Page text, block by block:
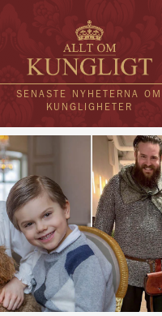
SENASTE NYHETERNA OM
KUNGLIGHETER
KUNGAFAMILJEN
UTLÄNDSKT
KÄNDISAR
VÄRLDENS